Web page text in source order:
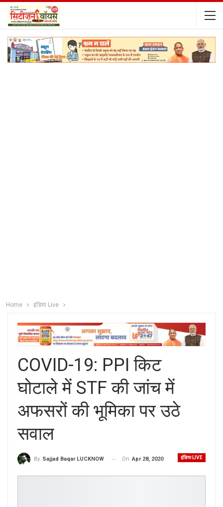
Home इंडिया Live
COVID-19: PPI किट
घोटाले में STF की जांच में
अफसरों की भूमिका पर उठे
सवाल
इंडिया LIVE
By Sajjad Baqar LUCKNOW On Apr 28, 2020